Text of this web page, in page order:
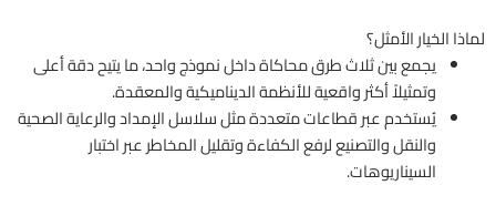
لماذا الخيار الأمثل؟
يجمع بين ثلاث طرق محاكاة داخل نموذج واحد، ما يتيح دقة أعلى
وتمثيلاً أكثر واقعية للأنظمة الديناميكية والمعقدة.
يُستخدم عبر قطاعات متعددة مثل سلاسل الإمداد والرعاية الصحية
والنقل والتصنيع لرفع الكفاءة وتقليل المخاطر عبر اختبار
السيناريوهات.